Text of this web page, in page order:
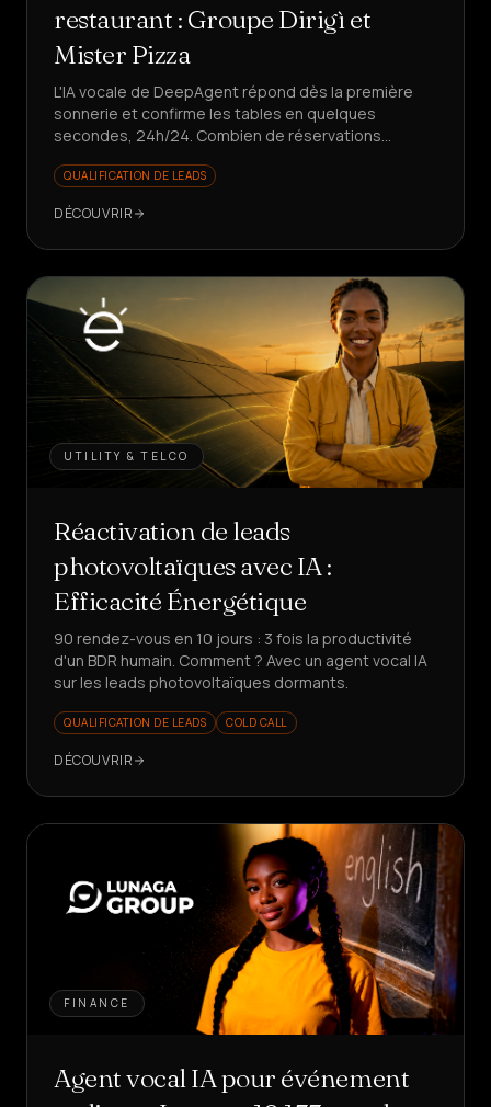
restaurant : Groupe Dirigì et
Mister Pizza
L'IA vocale de DeepAgent répond dès la première
sonnerie et confirme les tables en quelques
secondes, 24h/24. Combien de réservations
QUALIFICATION DE LEADS
DÉCOUVRIR
UTILITY & TELCO
Réactivation de leads
photovoltaïques avec IA :
Efficacité Énergétique
90 rendez-vous en 10 jours : 3 fois la productivité
d'un BDR humain. Comment ? Avec un agent vocal IA
sur les leads photovoltaïques dormants.
QUALIFICATION DE LEADS COLD CALL
DÉCOUVRIR
FINANCE
Agent vocal IA pour événement